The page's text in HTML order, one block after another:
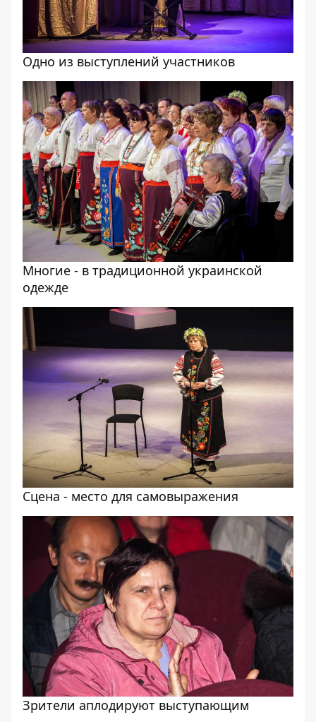
Одно из выступлений участников
Многие - в традиционной украинской
одежде
Сцена - место для самовыражения
Зрители аплодируют выступающим